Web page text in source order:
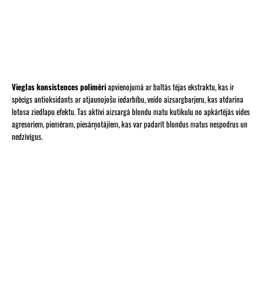
Vieglas konsistences polimēriapvienojumā ar baltās tējas ekstraktu, kas ir
spēcīgs antioksidants ar atjaunojošu iedarbību, veido aizsargbarjeru, kas atdarina
lotosa ziedlapu efektu. Tas aktīvi aizsargā blondu matu kutikulu no apkārtējās vides
agresoriem, piemēram, piesārņotājiem, kas var padarīt blondus matus nespodrus un
nedzīvīgus.